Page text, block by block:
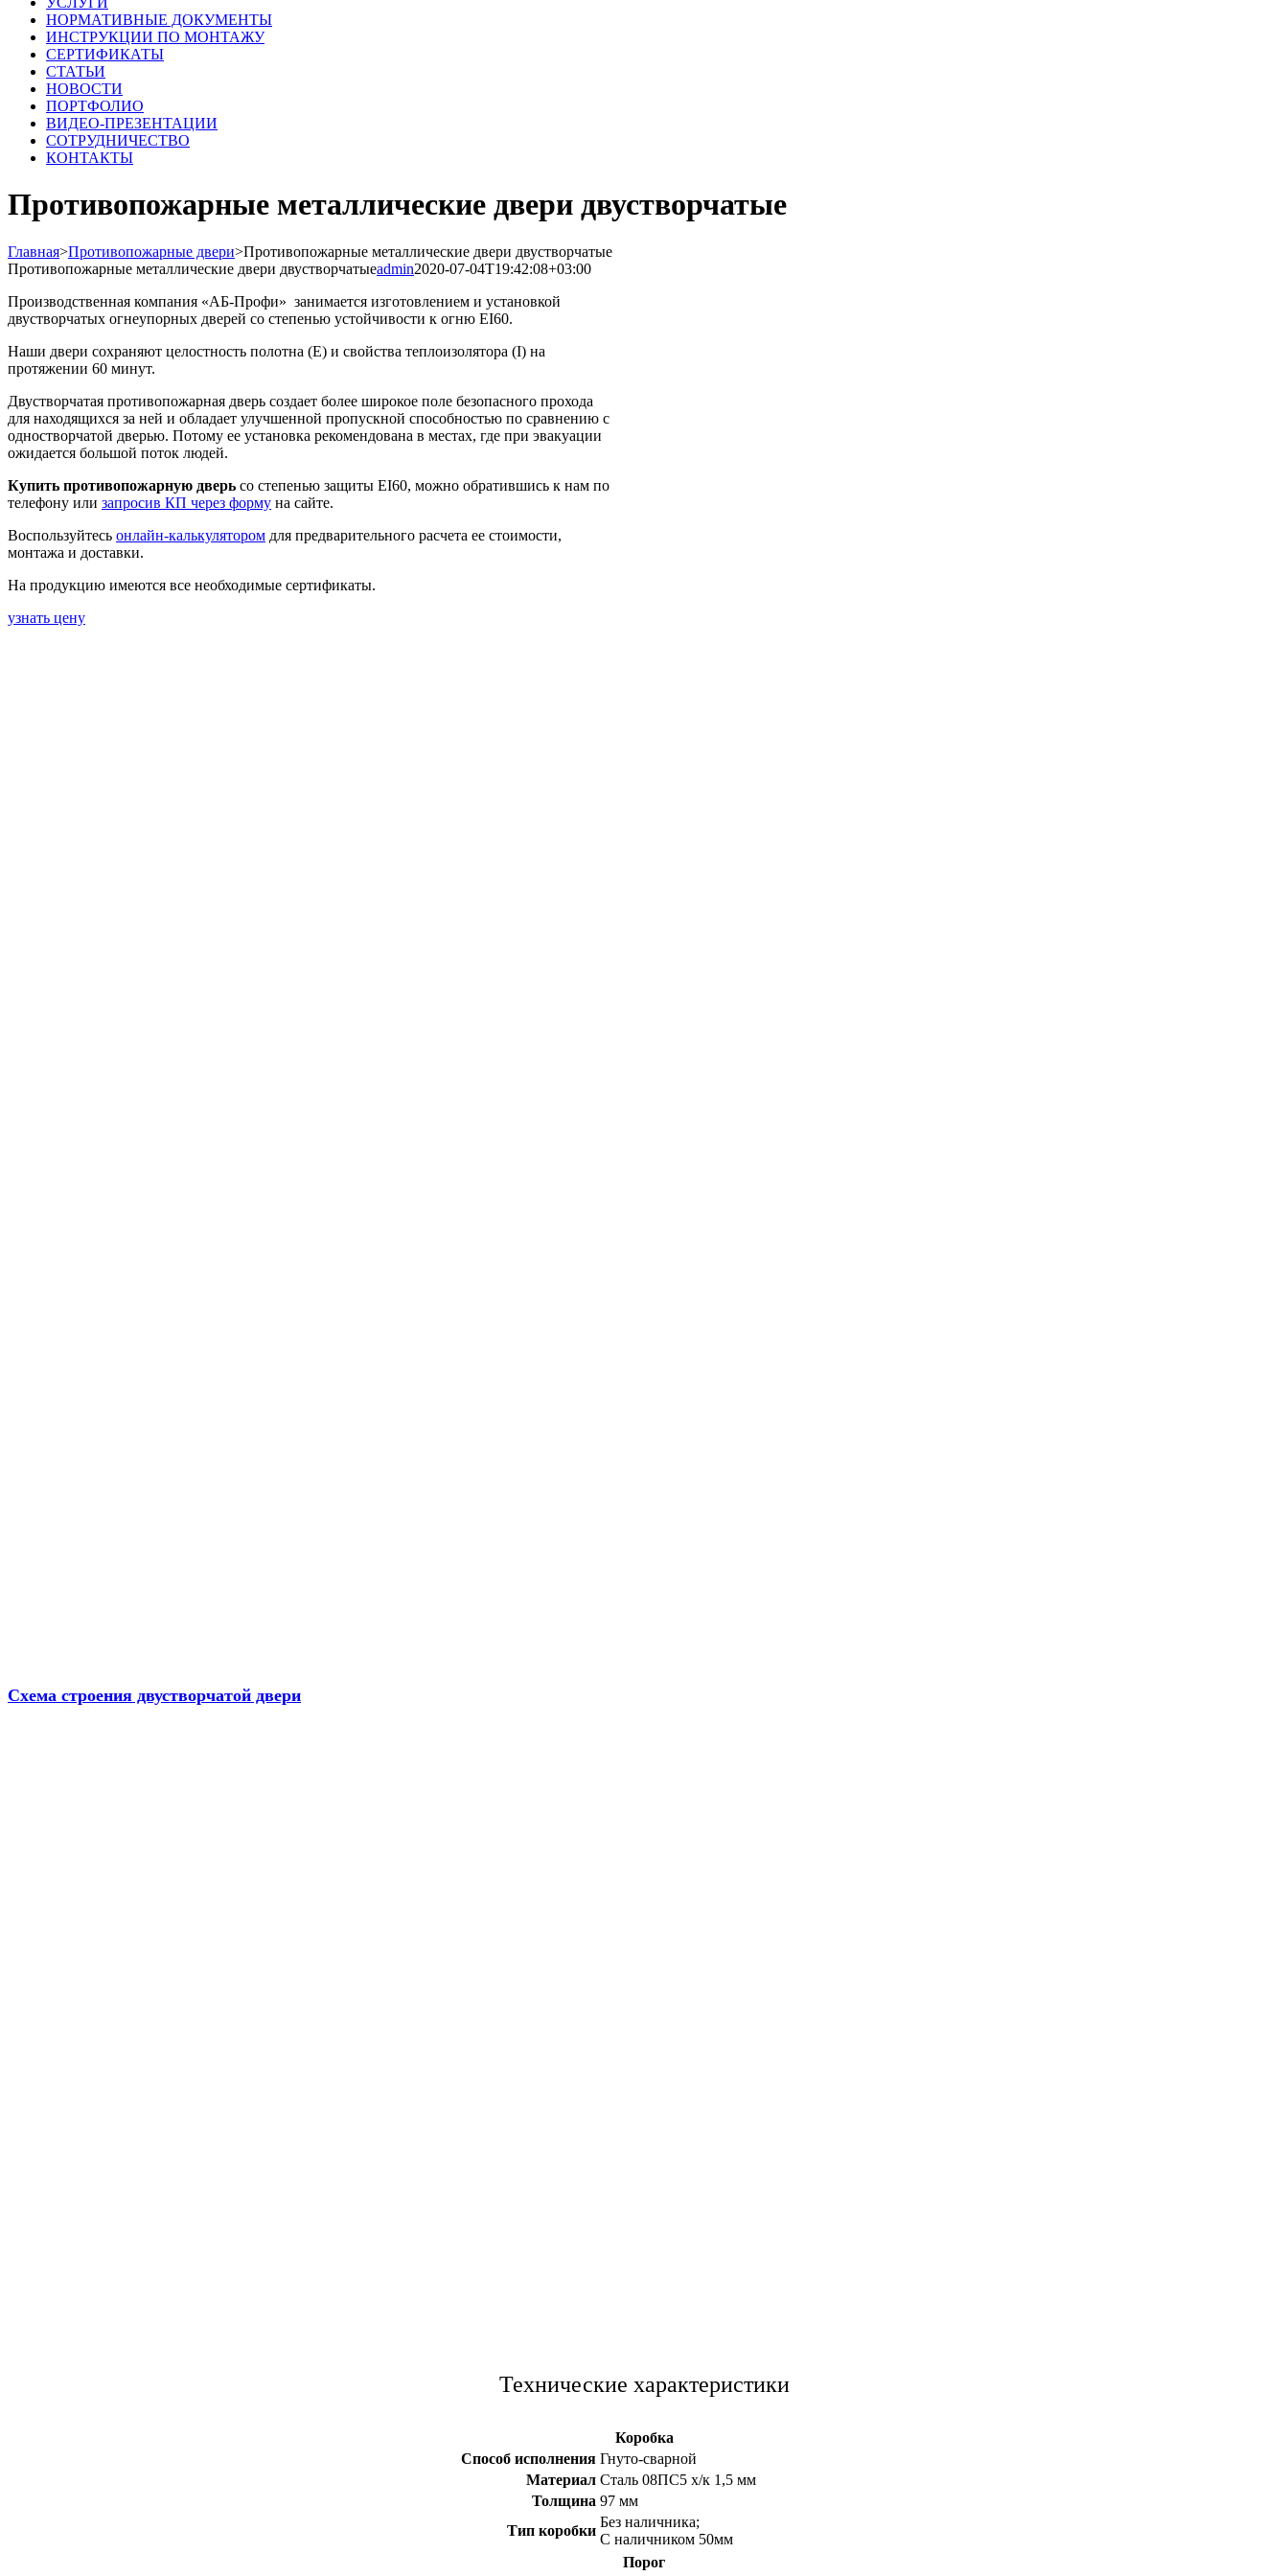
НОРМАТИВНЫЕ ДОКУМЕНТЫ
ИНСТРУКЦИИ ПО МОНТАЖУ
СЕРТИФИКАТЫ
СТАТЬИ
НОВОСТИ
ПОРТФОЛИО
ВИДЕО-ПРЕЗЕНТАЦИИ
СОТРУДНИЧЕСТВО
КОНТАКТЫ
Противопожарные металлические двери двустворчатые
Главная>Противопожарные двери>Противопожарные металлические двери двустворчатые
Противопожарные металлические двери двустворчатыеadmin2020-07-04T19:42:08+03:00
Производственная компания «АБ-Профи» занимается изготовлением и установкой
двустворчатых огнеупорных дверей со степенью устойчивости к огню EI60.
Наши двери сохраняют целостность полотна (Е) и свойства теплоизолятора (I) на
протяжении 60 минут.
Двустворчатая противопожарная дверь создает более широкое поле безопасного прохода
для находящихся за ней и обладает улучшенной пропускной способностью по сравнению с
одностворчатой дверью. Потому ее установка рекомендована в местах, где при эвакуации
ожидается большой поток людей.
Купить противопожарную дверь со степенью защиты EI60, можно обратившись к нам по
телефону или запросив КП через форму на сайте.
Воспользуйтесь онлайн-калькулятором для предварительного расчета ее стоимости,
монтажа и доставки.
На продукцию имеются все необходимые сертификаты.
узнать цену
Схема строения двустворчатой двери
Технические характеристики
Коробка
Способ исполнения Гнуто-сварной
Материал Сталь 08ПС5 х/к 1,5 мм
Толщина 97 мм
Тип коробки
Без наличника;
С наличником 50мм
Порог